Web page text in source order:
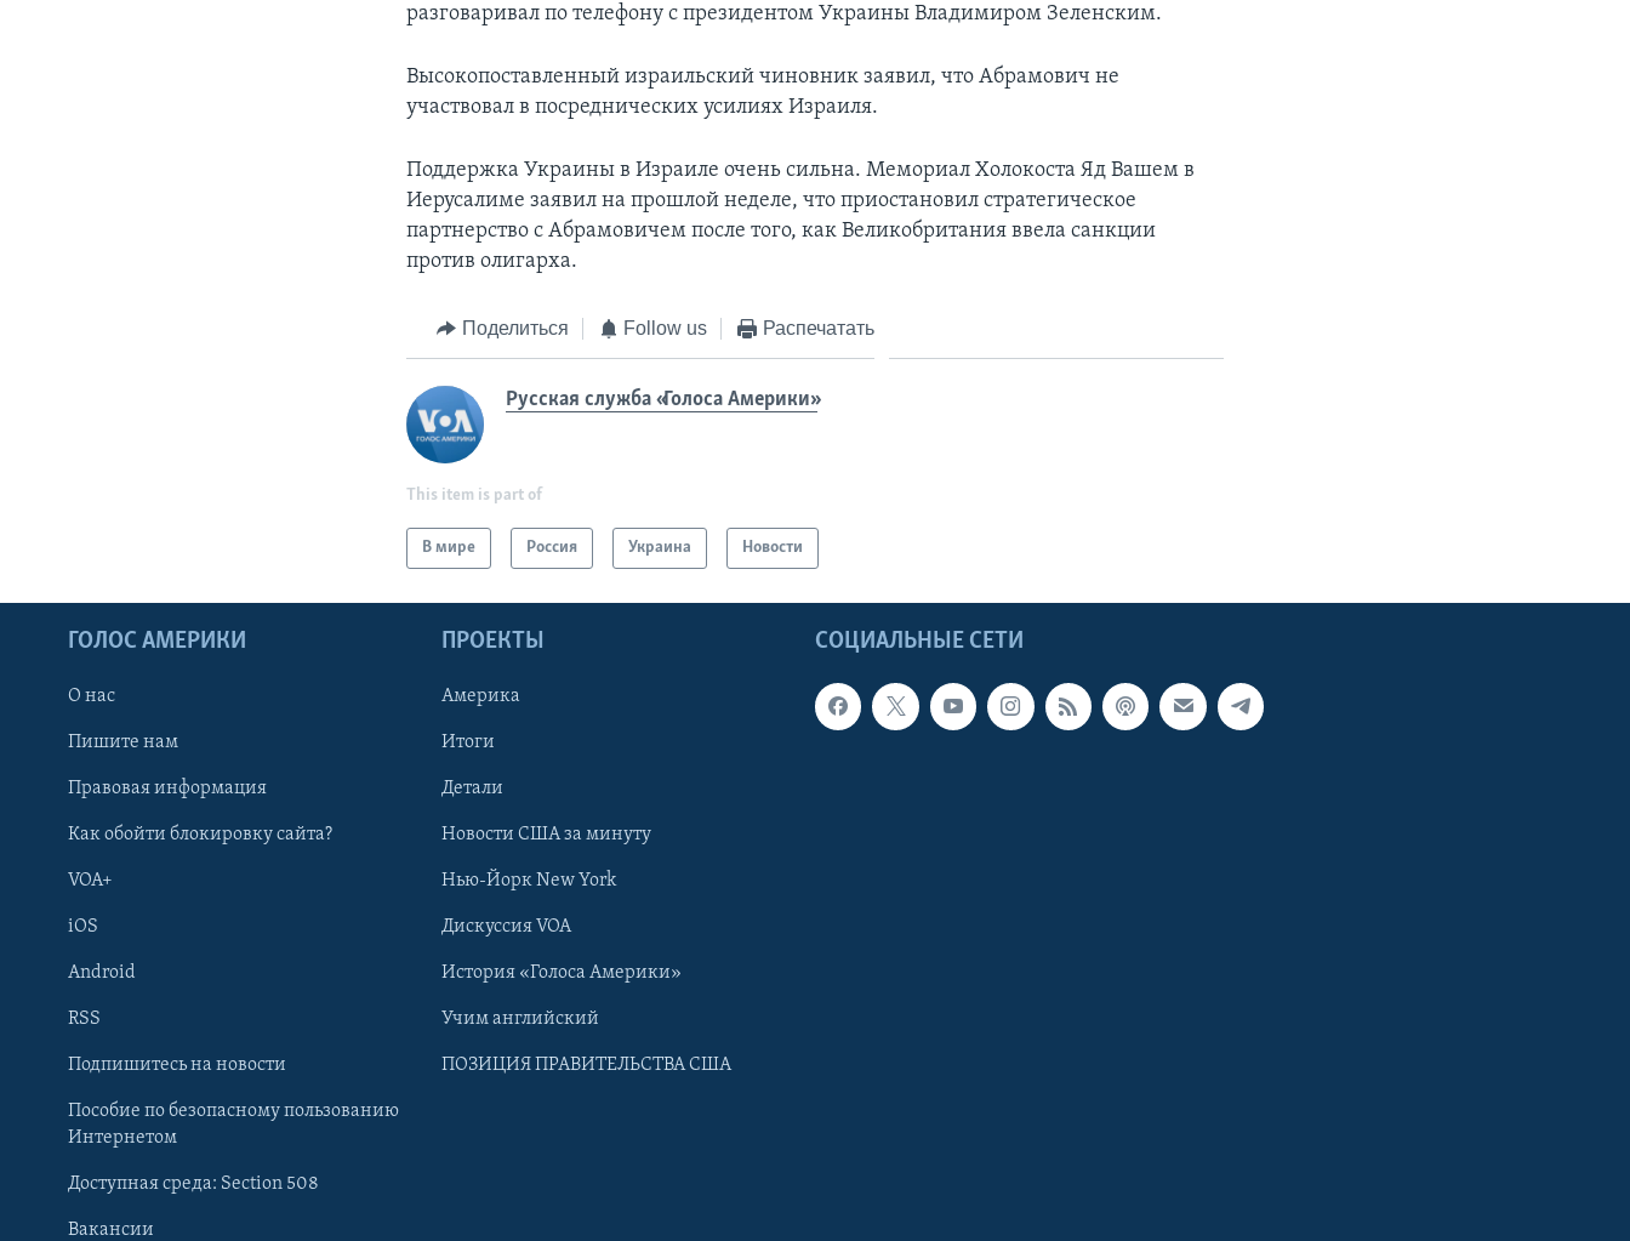
Learning English
разговаривал по телефону с президентом Украины Владимиром Зеленским.
Высокопоставленный израильский чиновник заявил, что Абрамович не
участвовал в посреднических усилиях Израиля.
Поддержка Украины в Израиле очень сильна. Мемориал Холокоста Яд Вашем в
Иерусалиме заявил на прошлой неделе, что приостановил стратегическое
партнерство с Абрамовичем после того, как Великобритания ввела санкции
против олигарха.
Поделиться Follow us Распечатать
Русская служба «Голоса Америки»
This item is part of
В мире Россия Украина Новости
СОЦИАЛЬНЫЕ СЕТИ
ГОЛОС АМЕРИКИ
О нас
Пишите нам
Правовая информация
Как обойти блокировку сайта?
VOA+
iOS
Android
RSS
Подпишитесь на новости
Пособие по безопасному пользованию
Интернетом
Доступная среда: Section 508
Вакансии
ПРОЕКТЫ
Америка
Итоги
Детали
Новости США за минуту
Нью-Йорк New York
Дискуссия VOA
История «Голоса Америки»
Учим английский
ПОЗИЦИЯ ПРАВИТЕЛЬСТВА США